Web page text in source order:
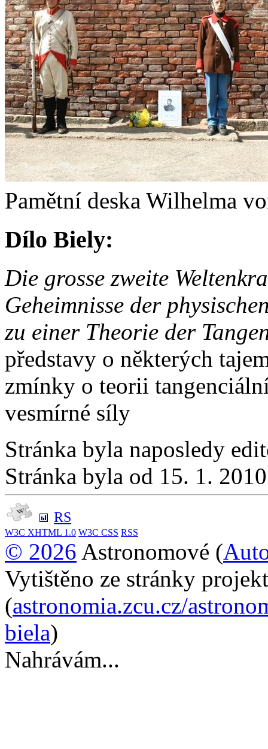
Pamětní deska Wilhelma
Dílo Biely:
Die grosse zweite
Geheimnisse der
zu einer Theorie der
představy o některých
zmínky o teorii
vesmírné síly
Stránka byla naposledy
Stránka byla od 15. 1.
RS
W3C XHTML 1.0 W3C CSS RSS
© 2026 Astronomové (
Vytištěno ze stránky
(astronomia.zcu.cz/
biela)
Nahrávám...